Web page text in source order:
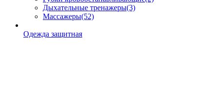
Дыхательные тренажеры(3)
Массажеры(52)
Одежда защитная